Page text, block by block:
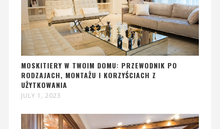
MOSKITIERY W TWOIM DOMU: PRZEWODNIK PO
RODZAJACH, MONTAŻU I KORZYŚCIACH Z
UŻYTKOWANIA
JULY 1, 2023